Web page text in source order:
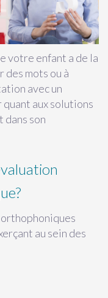
votre enfant a de la
des mots ou à
avec un
aux solutions
son
au sein des